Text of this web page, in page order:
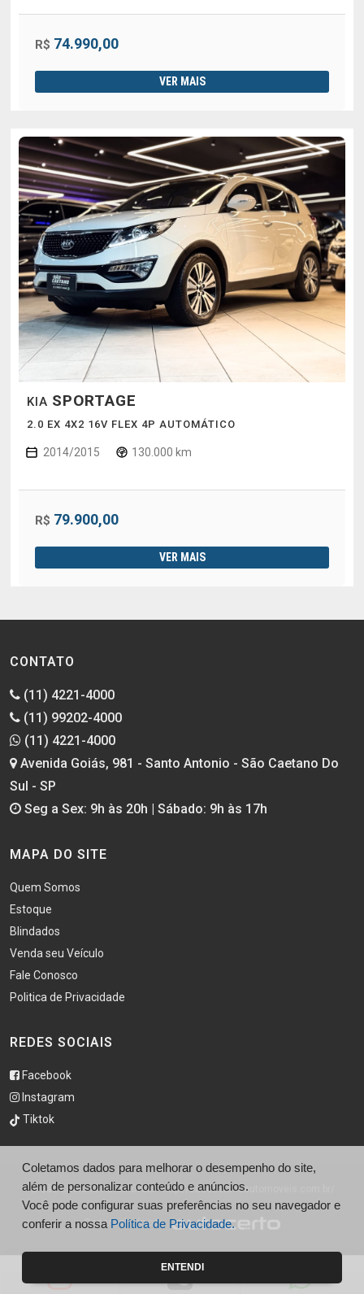
R$ 74.990,00
VER MAIS
KIA SPORTAGE
2.0 EX 4X2 16V FLEX 4P AUTOMÁTICO
2014/2015 130.000 km
R$ 79.900,00
VER MAIS
CONTATO
(11) 4221-4000
(11) 99202-4000
(11) 4221-4000
Avenida Goiás, 981 - Santo Antonio - São Caetano Do
Sul - SP
Seg a Sex: 9h às 20h | Sábado: 9h às 17h
MAPA DO SITE
Quem Somos
Estoque
Blindados
Venda seu Veículo
Fale Conosco
Politica de Privacidade
REDES SOCIAIS
Facebook
Instagram
Tiktok
© São Caetano Automóveis - http://saocaetanoautomoveis.com.br/
Desenvolvido por
Coletamos dados para melhorar o desempenho do site,
além de personalizar conteúdo e anúncios.
Você pode configurar suas preferências no seu navegador e
conferir a nossa Política de Privacidade.
ENTENDI